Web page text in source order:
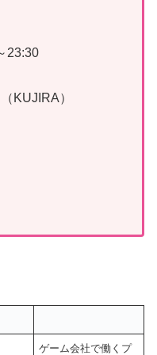
23:30
KUJIRA）
ゲーム会社で働くプ